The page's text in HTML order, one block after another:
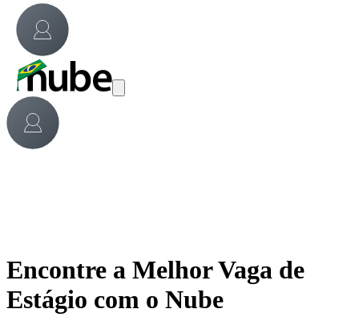
Encontre a Melhor Vaga de
Estágio com o Nube